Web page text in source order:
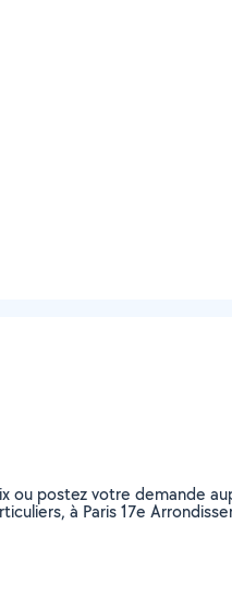
postez votre demande
à Paris 17e